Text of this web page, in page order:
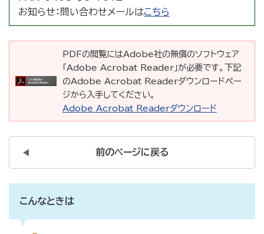
お知らせ： 問い合わせメールはこちら
PDFの閲覧にはAdobe社の無償のソフトウェア
「Adobe Acrobat Reader」が必要です。下記
のAdobe Acrobat Readerダウンロードペー
ジから入手してください。
Adobe Acrobat Readerダウンロード
前のページに戻る
こんなときは